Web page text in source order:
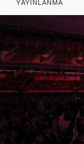
YAYINLANMA